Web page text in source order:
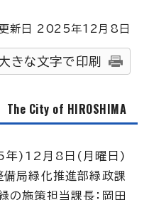
新日 2025年12 月8日
きな文字で印刷
The City of HIROSHIMA
)12月8日(月曜日)
備局緑化推進部緑政課
の施策担当課長：岡田